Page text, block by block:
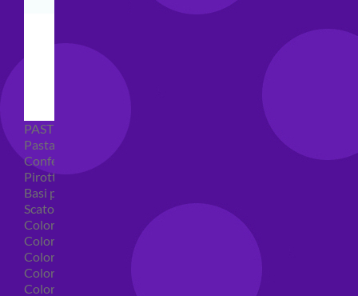
PASTICCERIA
Pasta di zucchero
Confetti
Pirottini
Basi polistirolo per torte
Scatole per torte
Coloranti alimentari
Coloranti alimentari in gel
Colorante alimentare spray
Coloranti alimentari in polvere
Coloranti liquidi